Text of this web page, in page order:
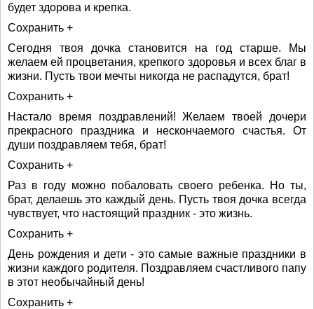
будет здорова и крепка.
Сохранить +
Сегодня твоя дочка становится на год старше. Мы
желаем ей процветания, крепкого здоровья и всех благ в
жизни. Пусть твои мечты никогда не распадутся, брат!
Сохранить +
Настало время поздравлений! Желаем твоей дочери
прекрасного праздника и нескончаемого счастья. От
души поздравляем тебя, брат!
Сохранить +
Раз в году можно побаловать своего ребенка. Но ты,
брат, делаешь это каждый день. Пусть твоя дочка всегда
чувствует, что настоящий праздник - это жизнь.
Сохранить +
День рождения и дети - это самые важные праздники в
жизни каждого родителя. Поздравляем счастливого папу
в этот необычайный день!
Сохранить +